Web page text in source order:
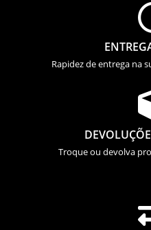
Rapidez de entrega na
Troque ou devolva